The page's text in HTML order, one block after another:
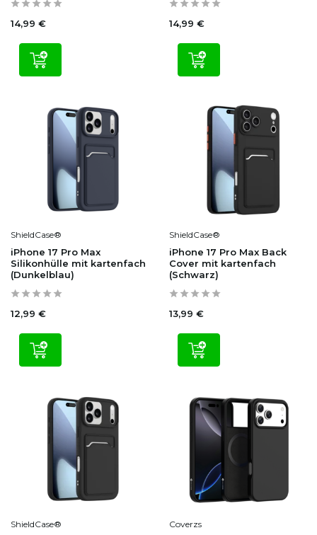
14,99 € 14,99 €
ShieldCase®
iPhone 17 Pro Max
Silikonhülle mit kartenfach
(Dunkelblau)
12,99 €
ShieldCase®
iPhone 17 Pro Max Back
Cover mit kartenfach
(Schwarz)
13,99 €
ShieldCase® Coverzs